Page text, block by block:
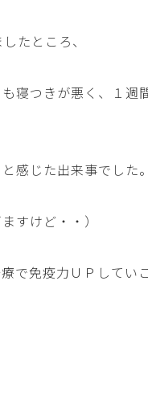
たところ、
寝つきが悪く、１週
感じた出来事でした。
すけど・・）
で免疫力ＵＰしてい